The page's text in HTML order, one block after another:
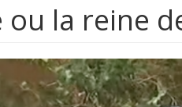
la reine